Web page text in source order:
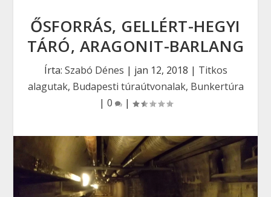
ŐSFORRÁS, GELLÉRT-HEGYI
TÁRÓ, ARAGONIT-BARLANG
Írta: Szabó Dénes | jan 12, 2018 | Titkos
alagutak, Budapesti túraútvonalak, Bunkertúra
| 0 |